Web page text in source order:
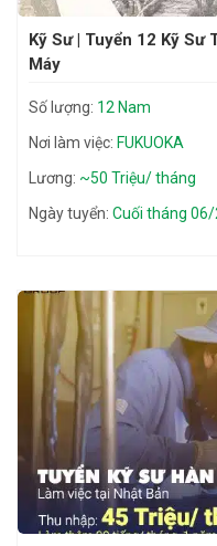
Kỹ Sư | Tuyển 12 Kỹ Sư Thiết Kế Kiến Trúc & Thiết Bị
Máy
Số lượng: 12 Nam
Nơi làm việc: FUKUOKA
Lương: ~50 Triệu/ tháng
Ngày tuyển: Cuối tháng